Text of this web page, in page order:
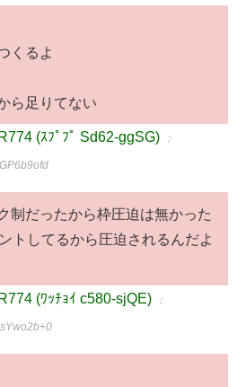
くるよ
ら足りてない
(ｽﾌﾟﾌﾟ Sd62-ggSG) ：
制だったから枠圧迫は無かった
トしてるから圧迫されるんだよ
(ﾜｯﾁｮｲ c580-sjQE) ：